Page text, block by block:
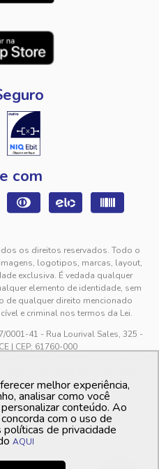
com
os direitos reservados. Todo o
logotipos, marcas, layout,
exclusiva. É vedada qualquer
elemento de identidade, sem
de qualquer direito mencionado
e criminal nos termos da Lei.
0001-41 - Rua Lourival Sales, 325 -
| CEP: 61760-000
a alteração sem aviso prévio. O
no momento da finalização da
de compras.
melhor experiência,
analisar como você
conteúdo. Ao
com o uso de
de privacidade
AQUI